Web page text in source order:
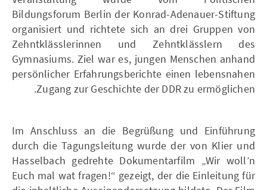
Bildungsforum Berlin der Konrad-Adenauer-Stiftung
organisiert und richtete sich an drei Gruppen von
Zehntklässlerinnen und Zehntklässlern des
Gymnasiums. Ziel war es, jungen Menschen anhand
persönlicher Erfahrungsberichte einen lebensnahen
Zugang zur Geschichte der DDR zu ermöglichen.
Im Anschluss an die Begrüßung und Einführung
durch die Tagungsleitung wurde der von Klier und
Hasselbach gedrehte Dokumentarfilm „Wir woll’n
Euch mal wat fragen!“ gezeigt, der die Einleitung für